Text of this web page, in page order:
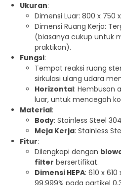
Ukuran:
Dimensi Luar: 800 x 750
Dimensi Ruang Kerja:
(biasanya cukup untuk
praktikan).
Fungsi:
Tempat reaksi ruang
sirkulasi ulang udara
Horizontal: Hembusan
luar, untuk mencegah
Material:
Body: Stainless Steel 304
Meja Kerja: Stainless
Fitur:
Dilengkapi dengan
filter bersertifikat.
Dimensi HEPA: 610 x